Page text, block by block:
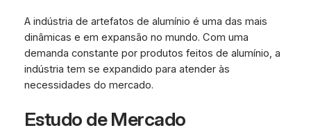
A indústria de artefatos de alumínio é uma das mais
dinâmicas e em expansão no mundo. Com uma
demanda constante por produtos feitos de alumínio, a
indústria tem se expandido para atender às
necessidades do mercado.
Estudo de Mercado